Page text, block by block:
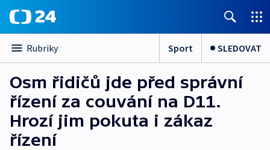
Rubriky Sport SLEDOVAT
Osm řidičů jde před správní
řízení za couvání na D11.
Hrozí jim pokuta i zákaz
řízení